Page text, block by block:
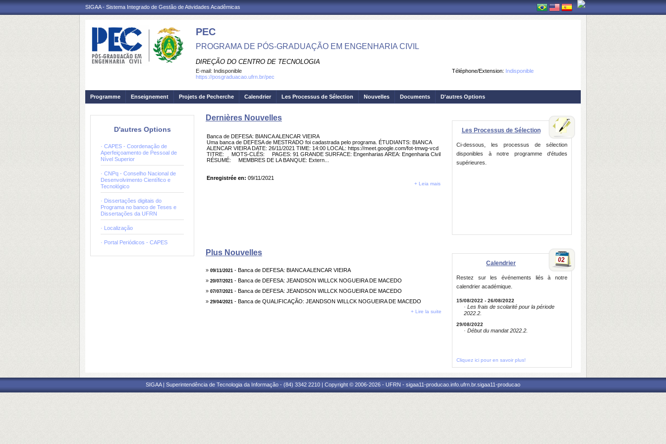
SIGAA - Sistema Integrado de Gestão de Atividades Acadêmicas
PEC
PROGRAMA DE PÓS-GRADUAÇÃO EM ENGENHARIA CIVIL
DIREÇÃO DO CENTRO DE TECNOLOGIA
Téléphone/Extension: Indisponible
E-mail: Indisponible
https://posgraduacao.ufrn.br/pec
Programme Enseignement Projets de Pecherche Calendrier Les Processus de Sélection Nouvelles Documents D'autres Options
D'autres Options
· CAPES - Coordenação de
Aperfeiçoamento de Pessoal de
Nível Superior
· CNPq - Conselho Nacional de
Desenvolvimento Científico e
Tecnológico
· Dissertações digitais do
Programa no banco de Teses e
Dissertações da UFRN
· Localização
· Portal Periódicos - CAPES
Dernières Nouvelles
Banca de DEFESA: BIANCA ALENCAR VIEIRA
Uma banca de DEFESA de MESTRADO foi cadastrada pelo programa. ÉTUDIANTS: BIANCA
ALENCAR VIEIRA DATE: 26/11/2021 TIME: 14:00 LOCAL: https://meet.google.com/fot-tmwg-vcd
TITRE: MOTS-CLÉS: PAGES: 91 GRANDE SURFACE: Engenharias AREA: Engenharia Civil
RÉSUMÉ: MEMBRES DE LA BANQUE: Extern...
Enregistrée en: 09/11/2021
+ Leia mais
Plus Nouvelles
» 09/11/2021 - Banca de DEFESA: BIANCA ALENCAR VIEIRA
» 20/07/2021 - Banca de DEFESA: JEANDSON WILLCK NOGUEIRA DE MACEDO
» 07/07/2021 - Banca de DEFESA: JEANDSON WILLCK NOGUEIRA DE MACEDO
» 29/04/2021 - Banca de QUALIFICAÇÃO: JEANDSON WILLCK NOGUEIRA DE MACEDO
+ Lire la suite
Les Processus de Sélection
Ci-dessous, les processus de sélection
disponibles à notre programme d'études
supérieures.
Calendrier
Restez sur les événements liés à notre
calendrier académique.
15/08/2022 - 26/08/2022
· Les frais de scolarité pour la période
2022.2.
29/08/2022
· Début du mandat 2022.2.
Cliquez ici pour en savoir plus!
SIGAA | Superintendência de Tecnologia da Informação - (84) 3342 2210 | Copyright © 2006-2026 - UFRN - sigaa11-producao.info.ufrn.br.sigaa11-producao